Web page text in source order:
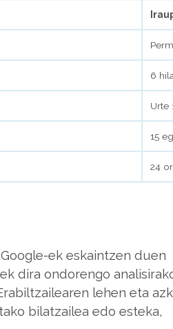
6
Urte
15
24
ek eskaintzen duen
dira ondorengo
lehen eta
bilatzailea edo esteka,